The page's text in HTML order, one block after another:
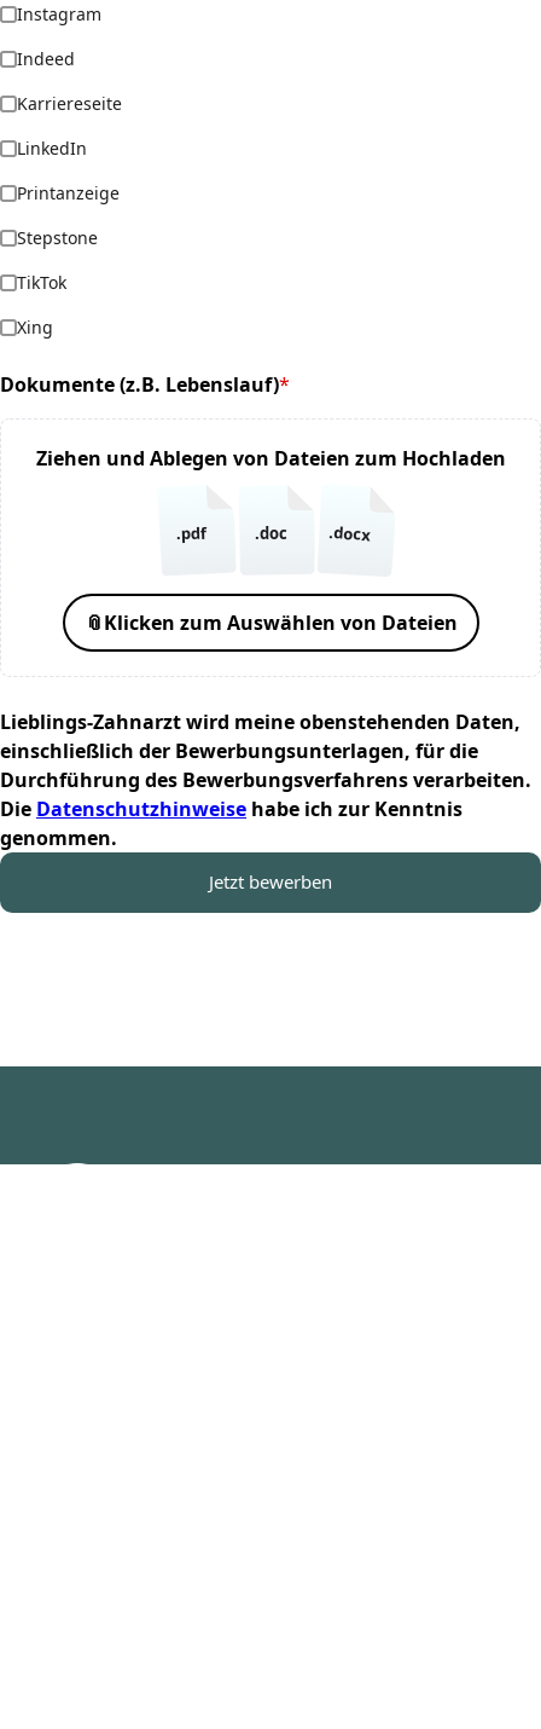
Instagram
Indeed
Karriereseite
LinkedIn
Printanzeige
Stepstone
TikTok
Xing
Dokumente (z.B. Lebenslauf)*
(required)
Ziehen und Ablegen von Dateien zum Hochladen
.pdf .doc .docx
📎Klicken zum Auswählen von Dateien
Lieblings-Zahnarzt wird meine obenstehenden Daten,
einschließlich der Bewerbungsunterlagen, für die
Durchführung des Bewerbungsverfahrens verarbeiten.
Die Datenschutzhinweise habe ich zur Kenntnis
genommen.
Jetzt bewerben
Wackelzahn